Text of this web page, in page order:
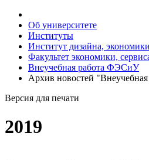
Об университете
Институты
Институт дизайна,
Факультет экономики,
Внеучебная работа ФЭСиУ
Архив новостей "Внеучебная
Версия для печати
2019